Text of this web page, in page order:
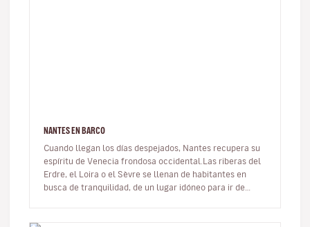
NANTES EN BARCO
Cuando llegan los días despejados, Nantes recupera su
espíritu de Venecia frondosa occidental.Las riberas del
Erdre, el Loira o el Sèvre se llenan de habitantes en
busca de tranquilidad, de un lugar idóneo para ir de